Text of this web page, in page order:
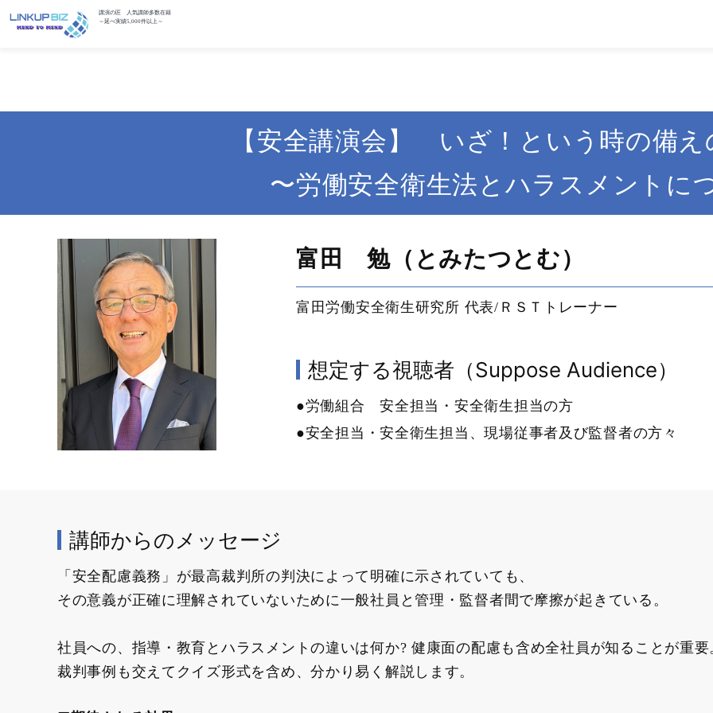
講演の匠 人気講師多数在籍
～延べ実績5,000件以上～
【安全講演会】 いざ！という時の備
〜労働安全衛生法とハラスメントに
富田 勉（とみたつとむ）
富田労働安全衛生研究所 代表/ＲＳＴトレーナー
想定する視聴者（Suppose Audience）
●労働組合 安全担当・安全衛生担当の方
●安全担当・安全衛生担当、現場従事者及び監督者の方々
講師からのメッセージ
「安全配慮義務」が最高裁判所の判決によって明確に示されていても、
その意義が正確に理解されていないために一般社員と管理・監督者間で摩擦が起きている。
社員への、指導・教育とハラスメントの違いは何か? 健康面の配慮も含め全社員が知ることが重要
裁判事例も交えてクイズ形式を含め、分かり易く解説します。